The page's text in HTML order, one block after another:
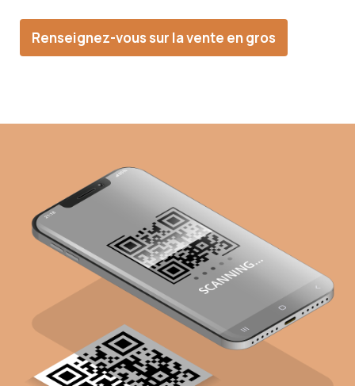
Renseignez-vous sur la vente en gros